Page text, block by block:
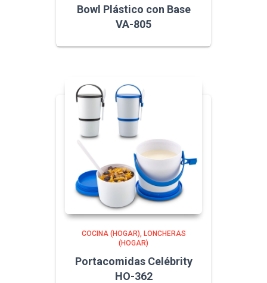
Bowl Plástico con Base
VA-805
COCINA (HOGAR)
LONCHERAS
(HOGAR)
Portacomidas Celébrity
HO-362